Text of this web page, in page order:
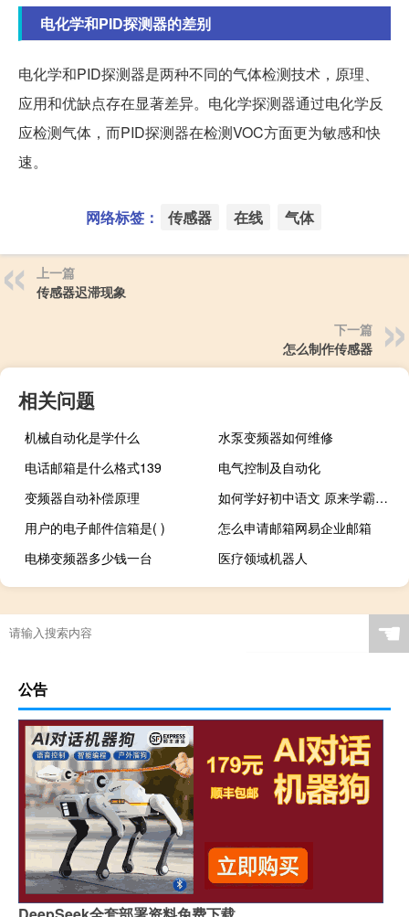
电化学和PID探测器的差别
电化学和PID探测器是两种不同的气体检测技术，原理、
应用和优缺点存在显著差异。电化学探测器通过电化学反
应检测气体，而PID探测器在检测VOC方面更为敏感和快
速。
网络标签： 传感器 在线 气体
上一篇
传感器迟滞现象
下一篇
怎么制作传感器
相关问题
机械自动化是学什么
水泵变频器如何维修
电话邮箱是什么格式139
电气控制及自动化
变频器自动补偿原理
如何学好初中语文 原来学霸都是这么学的
用户的电子邮件信箱是( )
怎么申请邮箱网易企业邮箱
电梯变频器多少钱一台
医疗领域机器人
☚
公告